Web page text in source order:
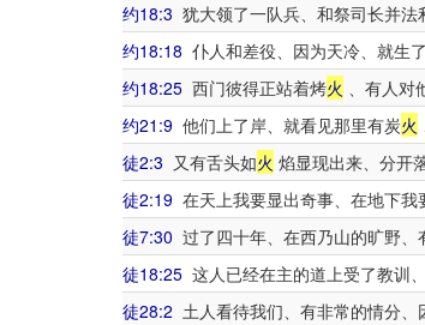
约18:3 犹大领了一队兵、和祭司长并法
约18:18 仆人和差役、因为天冷、就生
约18:25 西门彼得正站着烤火 、有人对
约21:9 他们上了岸、就看见那里有炭火
徒2:3 又有舌头如火 焰显现出来、分开
徒2:19 在天上我要显出奇事、在地下
徒7:30 过了四十年、在西乃山的旷野、
徒18:25 这人已经在主的道上受了教训
徒28:2 土人看待我们、有非常的情分